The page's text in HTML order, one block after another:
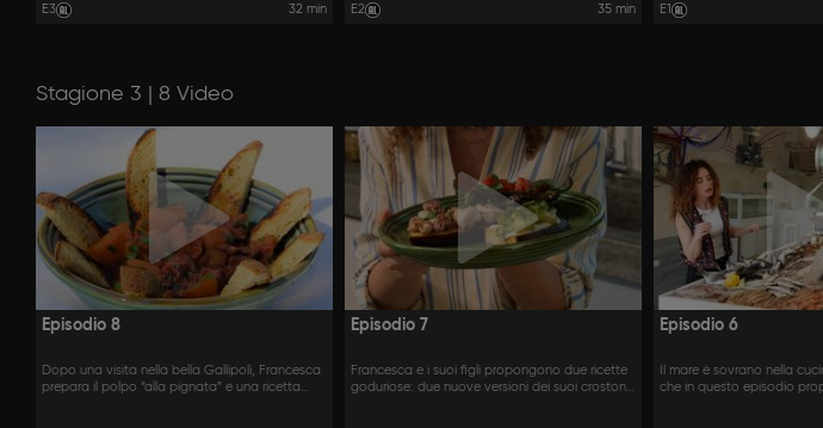
E3 32 min E2 35 min E1
Stagione 3 | 8 Video
Episodio 8
Dopo una visita nella bella Gallipoli, Francesca
prepara il polpo “alla pignata” e una ricetta
Episodio 7
Francesca e i suoi figli propongono due ricette
goduriose: due nuove versioni dei suoi crostoni
Episodio 6
Il mare è sovrano nella
che in questo episodio